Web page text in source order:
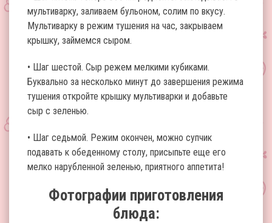
мультиварку, заливаем бульоном, солим по вкусу.
Мультиварку в режим тушения на час, закрываем
крышку, займемся сыром.
• Шаг шестой. Сыр режем мелкими кубиками.
Буквально за несколько минут до завершения режима
тушения откройте крышку мультиварки и добавьте
сыр с зеленью.
• Шаг седьмой. Режим окончен, можно супчик
подавать к обеденному столу, присыпьте еще его
мелко нарубленной зеленью, приятного аппетита!
Фотографии приготовления
блюда: